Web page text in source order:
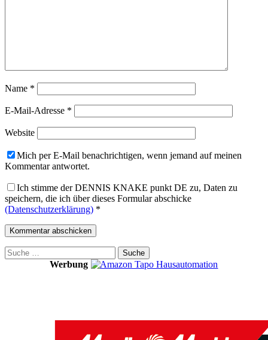
Name *
E-Mail-Adresse *
Website
Mich per E-Mail benachrichtigen, wenn jemand auf meinen
Kommentar antwortet.
Ich stimme der DENNIS KNAKE punkt DE zu, Daten zu
speichern, die ich über dieses Formular abschicke
(Datenschutzerklärung) *
Suche
nach:
Werbung